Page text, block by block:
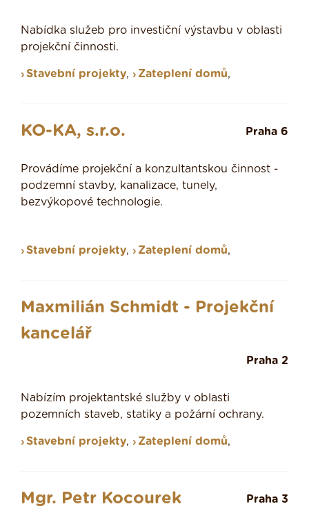
Nabídka služeb pro investiční výstavbu v oblasti
projekční činnosti.
Stavební projekty, Zateplení domů,
KO-KA, s.r.o. Praha 6
Provádíme projekční a konzultantskou činnost -
podzemní stavby, kanalizace, tunely,
bezvýkopové technologie.
Stavební projekty, Zateplení domů,
Maxmilián Schmidt - Projekční
kancelář
Praha 2
Nabízím projektantské služby v oblasti
pozemních staveb, statiky a požární ochrany.
Stavební projekty, Zateplení domů,
Mgr. Petr Kocourek Praha 3